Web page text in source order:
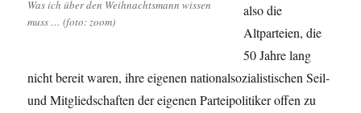
Was ich über den Weihnachtsmann wissen
muss … (foto: zoom)
also die
Altparteien, die
50 Jahre lang
nicht bereit waren, ihre eigenen nationalsozialistischen Seil-
und Mitgliedschaften der eigenen Parteipolitiker offen zu